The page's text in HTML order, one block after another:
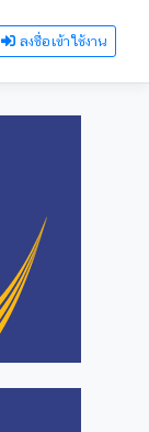
ลงชื่อเข้าใช้งาน